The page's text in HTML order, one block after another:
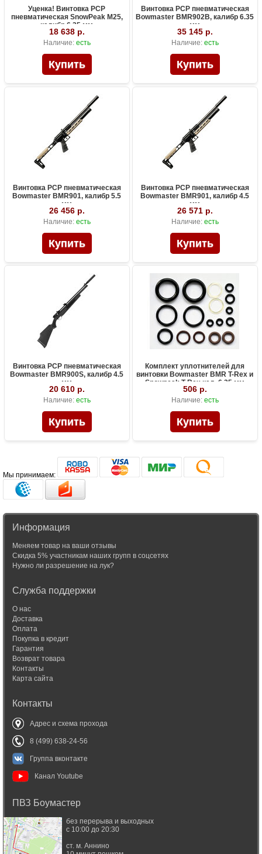
Уценка! Винтовка PCP
пневматическая SnowPeak M25,
калибр 6.35 мм
18 638 р.
Наличие: есть
Винтовка PCP пневматическая
Bowmaster BMR902B, калибр 6.35
мм
35 145 р.
Наличие: есть
Винтовка PCP пневматическая
Bowmaster BMR901, калибр 5.5
мм
26 456 р.
Наличие: есть
Винтовка PCP пневматическая
Bowmaster BMR901, калибр 4.5
мм
26 571 р.
Наличие: есть
Винтовка PCP пневматическая
Bowmaster BMR900S, калибр 4.5
мм
20 610 р.
Наличие: есть
Комплект уплотнителей для
винтовки Bowmaster BMR T-Rex и
Snowpeak T-Rex кал. 6,35 мм
506 р.
Наличие: есть
Мы принимаем:
Информация
Меняем товар на ваши отзывы
Скидка 5% участникам наших групп в соцсетях
Нужно ли разрешение на лук?
Служба поддержки
О нас
Доставка
Оплата
Покупка в кредит
Гарантия
Возврат товара
Контакты
Карта сайта
Контакты
Адрес и схема прохода
8 (499) 638-24-56
Группа вконтакте
Канал Youtube
ПВЗ Боумастер
без перерыва и выходных
с 10:00 до 20:30
ст. м. Аннино